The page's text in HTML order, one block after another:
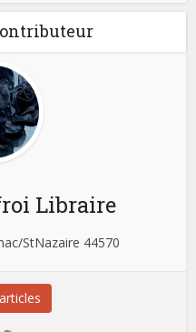
Libraire
StNazaire 44570